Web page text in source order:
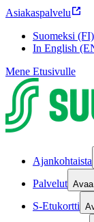
Asiakaspalvelu
Suomeksi (FI)
In English
Mene Etusivulle
Ajankohtaista
Palvelut
S-Etukortti